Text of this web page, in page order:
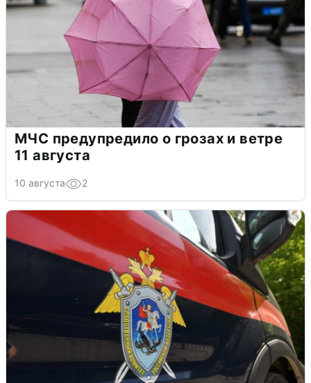
МЧС предупредило о грозах и ветре
11 августа
10 августа 2